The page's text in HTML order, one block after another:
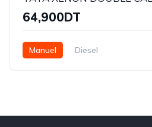
64,900DT
Manuel Diesel